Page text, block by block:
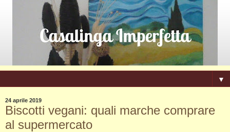
▼
24 aprile 2019
Biscotti vegani: quali marche comprare
al supermercato